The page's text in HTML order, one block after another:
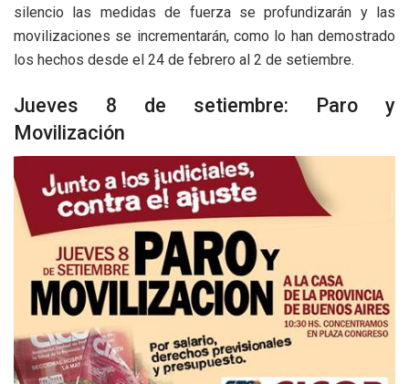
silencio las medidas de fuerza se profundizarán y las
movilizaciones se incrementarán, como lo han demostrado
los hechos desde el 24 de febrero al 2 de setiembre.
Jueves 8 de setiembre: Paro y
Movilización